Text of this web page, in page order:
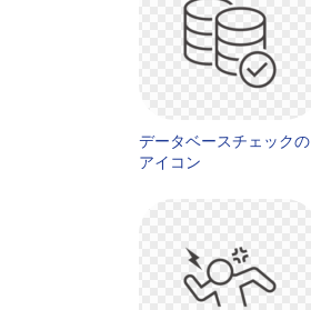
データベースチェックの
アイコン